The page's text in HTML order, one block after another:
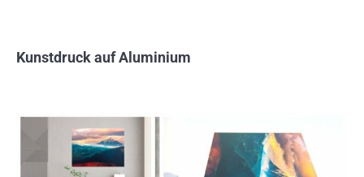
Kunstdruck auf Aluminium